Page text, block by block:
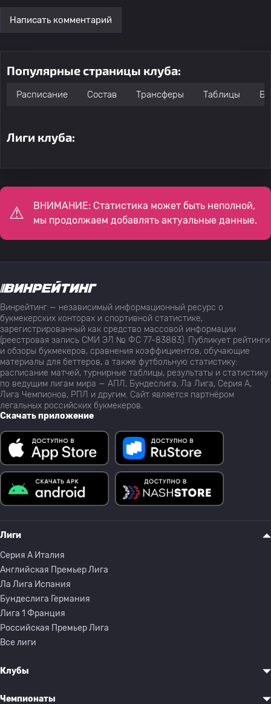
Написать комментарий
Популярные страницы клуба:
Расписание Состав Трансферы Таблицы
Лиги клуба:
ВНИМАНИЕ: Статистика может быть неполной,
мы продолжаем добавлять актуальные данные.
Винрейтинг — независимый информационный ресурс о
букмекерских конторах и спортивной статистике,
зарегистрированный как средство массовой информации
(реестровая запись СМИ ЭЛ № ФС 77-83883). Публикует рейтинги
и обзоры букмекеров, сравнения коэффициентов, обучающие
материалы для беттеров, а также футбольную статистику:
расписание матчей, турнирные таблицы, результаты и статистику
по ведущим лигам мира — АПЛ, Бундеслига, Ла Лига, Серия А,
Лига Чемпионов, РПЛ и другим. Сайт является партнёром
легальных российских букмекеров.
Скачать приложение
Лиги
Серия A Италия
Английская Премьер Лига
Ла Лига Испания
Бундеслига Германия
Лига 1 Франция
Российская Премьер Лига
Все лиги
Клубы
Чемпионаты